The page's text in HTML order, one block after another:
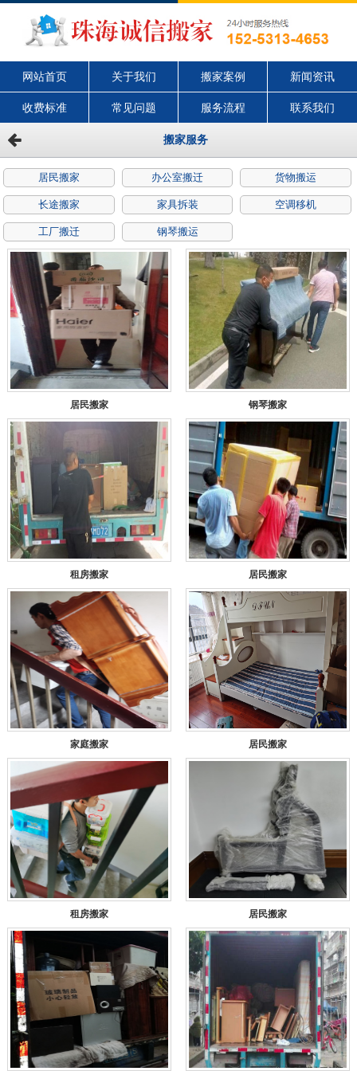
网站首页 关于我们 搬家案例 新闻资讯
收费标准 常见问题 服务流程 联系我们
搬家服务
居民搬家 办公室搬迁 货物搬运
长途搬家 家具拆装 空调移机
工厂搬迁 钢琴搬运
居民搬家 钢琴搬家
租房搬家 居民搬家
家庭搬家 居民搬家
租房搬家 居民搬家